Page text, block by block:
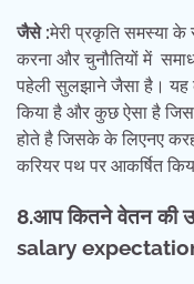
जैसे :मेरी प्रकृति समस्या के
करना और चुनौतियों में
पहेली सुलझाने जैसा है। यह
किया है और कुछ ऐसा है
होते है जिसके के लिएनए
करियर पथ पर आकर्षित
8.आप कितने वेतन की
salary